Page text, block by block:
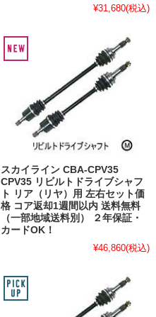
¥31,680(税込)
スカイライン CBA-CPV35
CPV35 リビルトドライブシャフ
ト リア（リヤ）用 左右セット価
格 コア返却1週間以内 送料無料
（一部地域送料別） ２年保証・
カードOK！
¥46,860(税込)